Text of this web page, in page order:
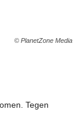
© PlanetZone Media
Tegen